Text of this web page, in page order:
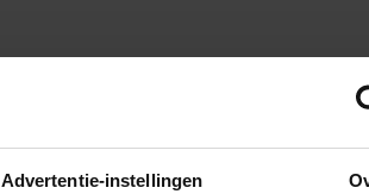
Advertentie-instellingen